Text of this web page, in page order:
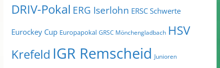
DRIV-Pokal ERG Iserlohn ERSC Schwerte
Eurockey Cup Europapokal GRSC Mönchengladbach HSV
Krefeld IGR Remscheid Junioren